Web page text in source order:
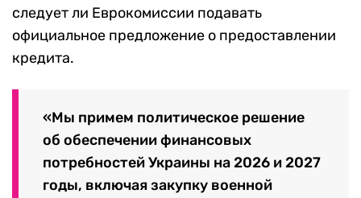
следует ли Еврокомиссии подавать
официальное предложение о предоставлении
кредита.
«Мы примем политическое решение
об обеспечении финансовых
потребностей Украины на 2026 и 2027
годы, включая закупку военной